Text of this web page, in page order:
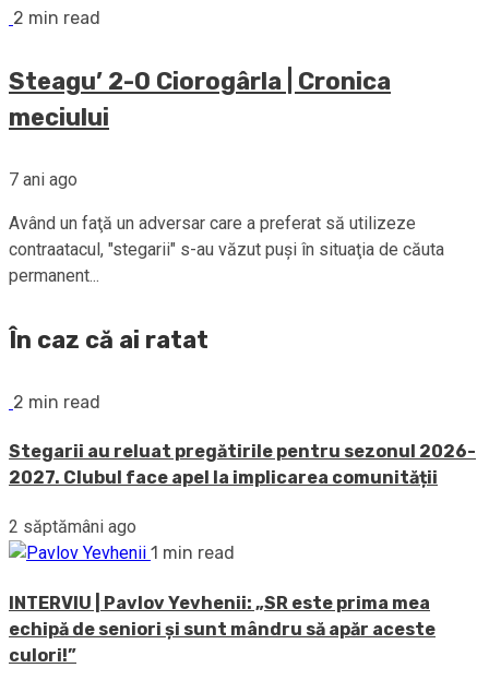
2 min read
Steagu’ 2-0 Ciorogârla | Cronica
meciului
7 ani ago
Având un faţă un adversar care a preferat să utilizeze
contraatacul, "stegarii" s-au văzut puşi în situaţia de căuta
permanent...
În caz că ai ratat
2 min read
Stegarii au reluat pregătirile pentru sezonul 2026-
2027. Clubul face apel la implicarea comunității
2 săptămâni ago
1 min read
INTERVIU | Pavlov Yevhenii: „SR este prima mea
echipă de seniori și sunt mândru să apăr aceste
culori!”